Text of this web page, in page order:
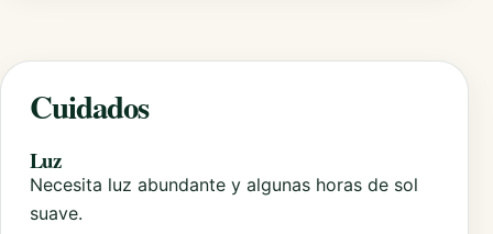
Cuidados
Luz
Necesita luz abundante y algunas horas de sol
suave.